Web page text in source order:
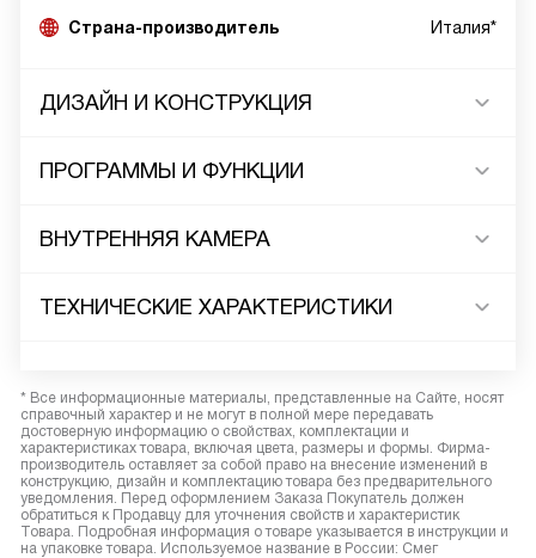
Страна-производитель Италия*
ДИЗАЙН И КОНСТРУКЦИЯ
ПРОГРАММЫ И ФУНКЦИИ
ВНУТРЕННЯЯ КАМЕРА
ТЕХНИЧЕСКИЕ ХАРАКТЕРИСТИКИ
* Все информационные материалы, представленные на Сайте, носят
справочный характер и не могут в полной мере передавать
достоверную информацию о свойствах, комплектации и
характеристиках товара, включая цвета, размеры и формы. Фирма-
производитель оставляет за собой право на внесение изменений в
конструкцию, дизайн и комплектацию товара без предварительного
уведомления. Перед оформлением Заказа Покупатель должен
обратиться к Продавцу для уточнения свойств и характеристик
Товара. Подробная информация о товаре указывается в инструкции и
на упаковке товара. Используемое название в России: Смег